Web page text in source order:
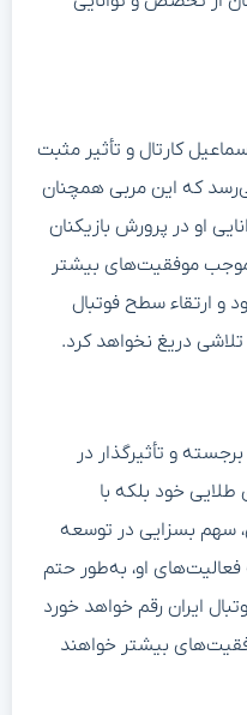
کارتال و تأثیر مثبت
می‌رسد که این مربی همچنان
او در پرورش بازیکنان
موفقیت‌های بیشتر
و ارتقاء سطح فوتبال
دریغ نخواهد کرد.
و تأثیرگذار در
طلایی خود بلکه با
سهم بسزایی در توسعه
او، به‌طور حتم
ایران رقم خواهد خورد
بیشتر خواهند